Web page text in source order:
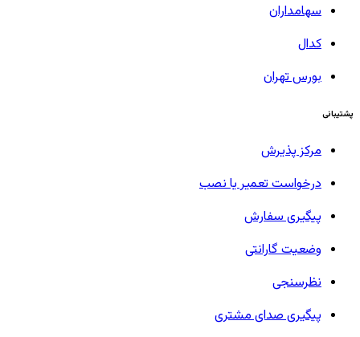
سهامداران
کدال
بورس تهران
پشتیبانی
مرکز پذیرش
درخواست تعمیر یا نصب
پیگیری سفارش
وضعیت گارانتی
نظرسنجی
پیگیری صدای مشتری